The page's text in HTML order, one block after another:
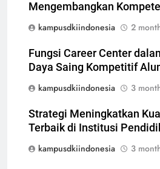
Mengembangkan
kampusdkiindonesia
2
Fungsi Career Center
Daya Saing Kompetitif
kampusdkiindonesia
3
Strategi Meningkatkan
Terbaik di Institusi
kampusdkiindonesia
3